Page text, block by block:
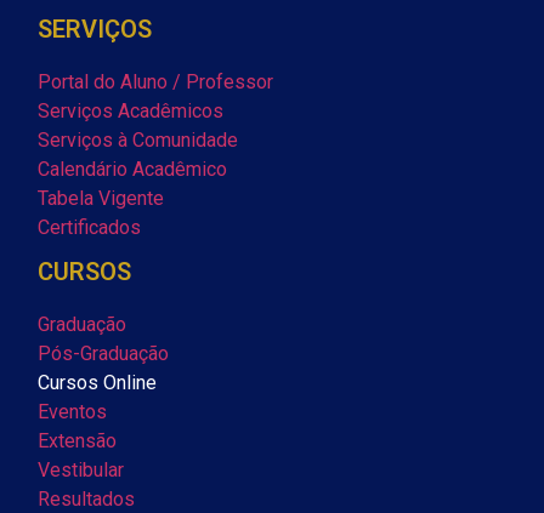
SERVIÇOS
Portal do Aluno / Professor
Serviços Acadêmicos
Serviços à Comunidade
Calendário Acadêmico
Tabela Vigente
Certificados
CURSOS
Graduação
Pós-Graduação
Cursos Online
Eventos
Extensão
Vestibular
Resultados